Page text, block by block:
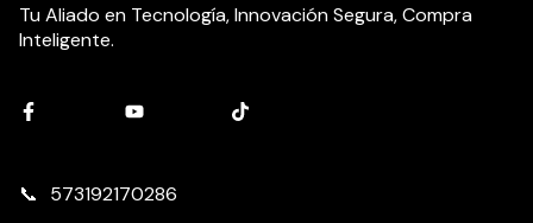
Tu Aliado en Tecnología, Innovación Segura, Compra
Inteligente.
573192170286